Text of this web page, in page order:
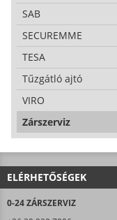
SAB
SECUREMME
TESA
Tűzgátló ajtó
VIRO
Zárszerviz
ELÉRHETŐSÉGEK
0-24 ZÁRSZERVIZ